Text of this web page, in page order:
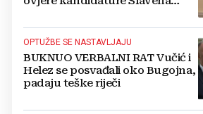
OPTUŽBE SE NASTAVLJAJU
BUKNUO VERBALNI RAT Vučić i
Helez se posvađali oko Bugojna,
padaju teške riječi